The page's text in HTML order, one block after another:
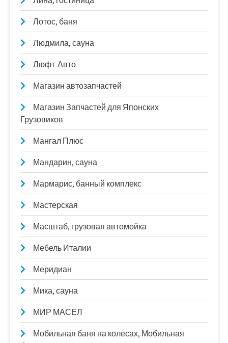
Лотос, баня
Людмила, сауна
Люфт-Авто
Магазин автозапчастей
Магазин Запчастей для Японских
Грузовиков
Мангал Плюс
Мандарин, сауна
Мармарис, банный комплекс
Мастерская
Масштаб, грузовая автомойка
Мебель Италии
Меридиан
Мика, сауна
МИР МАСЕЛ
Мобильная баня на колесах, Мобильная